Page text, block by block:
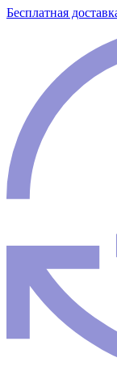
Бесплатная